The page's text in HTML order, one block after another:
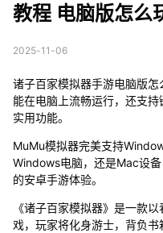
教程 电脑版怎么
2025-11-06
诸子百家模拟器手游电脑版
能在电脑上流畅运行，还支
实用功能。
MuMu模拟器完美支持
Windows电脑，还是Mac设
的安卓手游体验。
《诸子百家模拟器》是一款
戏，玩家将化身游士，背负